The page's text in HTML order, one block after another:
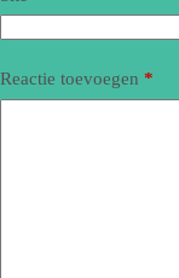
Reactie toevoegen *